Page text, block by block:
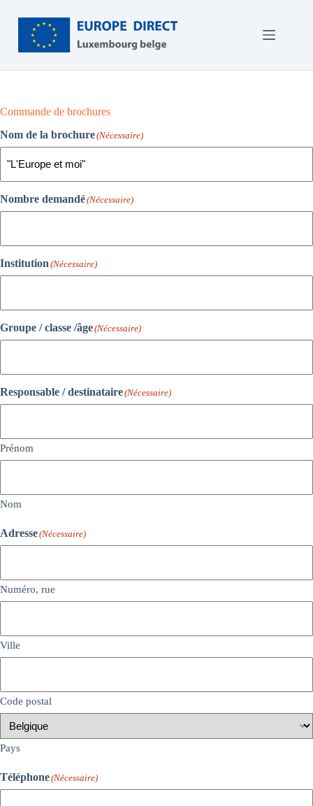
contenu
Commande de brochures
Nom de la brochure(Nécessaire)
Nombre demandé(Nécessaire)
Institution (Nécessaire)
Groupe / classe /âge(Nécessaire)
Responsable / destinataire(Nécessaire)
Prénom
Nom
Adresse(Nécessaire)
Numéro, rue
Ville
Code postal
Pays
Téléphone(Nécessaire)